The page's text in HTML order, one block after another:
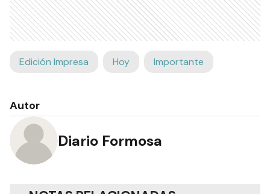
Edición Impresa Hoy Importante
Autor
Diario Formosa